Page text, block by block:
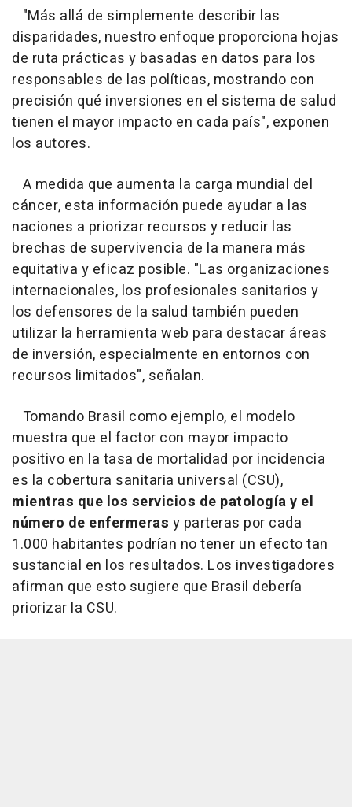
"Más allá de simplemente describir las
disparidades, nuestro enfoque proporciona hojas
de ruta prácticas y basadas en datos para los
responsables de las políticas, mostrando con
precisión qué inversiones en el sistema de salud
tienen el mayor impacto en cada país", exponen
los autores.
A medida que aumenta la carga mundial del
cáncer, esta información puede ayudar a las
naciones a priorizar recursos y reducir las
brechas de supervivencia de la manera más
equitativa y eficaz posible. "Las organizaciones
internacionales, los profesionales sanitarios y
los defensores de la salud también pueden
utilizar la herramienta web para destacar áreas
de inversión, especialmente en entornos con
recursos limitados", señalan.
Tomando Brasil como ejemplo, el modelo
muestra que el factor con mayor impacto
positivo en la tasa de mortalidad por incidencia
es la cobertura sanitaria universal (CSU),
mientras que los servicios de patología y el
número de enfermeras y parteras por cada
1.000 habitantes podrían no tener un efecto tan
sustancial en los resultados. Los investigadores
afirman que esto sugiere que Brasil debería
priorizar la CSU.